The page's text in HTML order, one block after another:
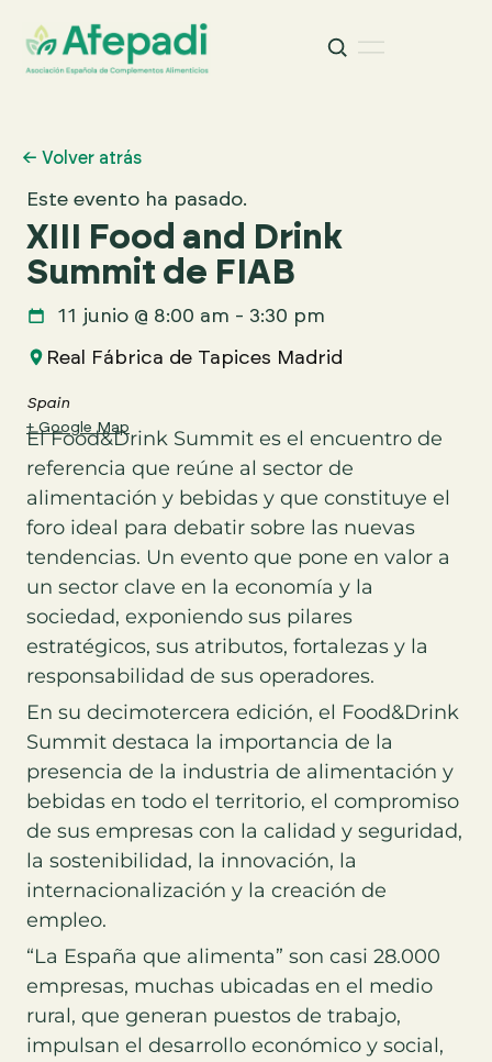
Buscar
← Volver atrás
Este evento ha pasado.
XIII Food and Drink
Summit de FIAB
11 junio @ 8:00 am - 3:30 pm
Real Fábrica de Tapices Madrid
Spain
+ Google Map
El Food&Drink Summit es el encuentro de
referencia que reúne al sector de
alimentación y bebidas y que constituye el
foro ideal para debatir sobre las nuevas
tendencias. Un evento que pone en valor a
un sector clave en la economía y la
sociedad, exponiendo sus pilares
estratégicos, sus atributos, fortalezas y la
responsabilidad de sus operadores.
En su decimotercera edición, el Food&Drink
Summit destaca la importancia de la
presencia de la industria de alimentación y
bebidas en todo el territorio, el compromiso
de sus empresas con la calidad y seguridad,
la sostenibilidad, la innovación, la
internacionalización y la creación de
empleo.
“La España que alimenta” son casi 28.000
empresas, muchas ubicadas en el medio
rural, que generan puestos de trabajo,
impulsan el desarrollo económico y social,